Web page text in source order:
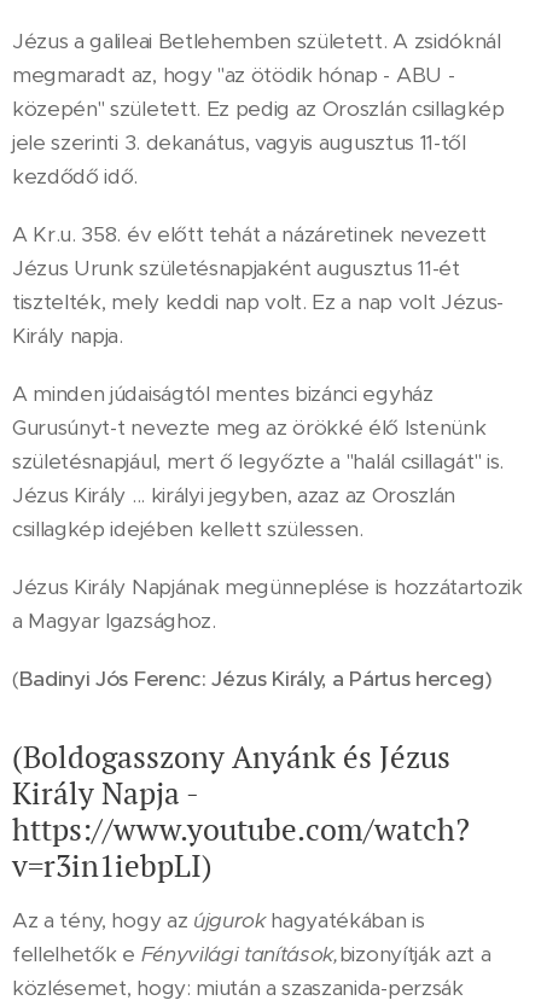
Jézus a galileai Betlehemben született. A zsidóknál
megmaradt az, hogy "az ötödik hónap - ABU -
közepén" született. Ez pedig az Oroszlán csillagkép
jele szerinti 3. dekanátus, vagyis augusztus 11-től
kezdődő idő.
A Kr.u. 358. év előtt tehát a názáretinek nevezett
Jézus Urunk születésnapjaként augusztus 11-ét
tisztelték, mely keddi nap volt. Ez a nap volt Jézus-
Király napja.
A minden júdaiságtól mentes bizánci egyház
Gurusúnyt-t nevezte meg az örökké élő Istenünk
születésnapjául, mert ő legyőzte a "halál csillagát" is.
Jézus Király ... királyi jegyben, azaz az Oroszlán
csillagkép idejében kellett szülessen.
Jézus Király Napjának megünneplése is hozzátartozik
a Magyar Igazsághoz.
(Badinyi Jós Ferenc: Jézus Király, a Pártus herceg)
(Boldogasszony Anyánk és Jézus
Király Napja -
https://www.youtube.com/watch?
v=r3in1iebpLI)
Az a tény, hogy az újgurokhagyatékában is
fellelhetők e Fényvilági tanítások,bizonyítják azt a
közlésemet, hogy: miután a szaszanida-perzsák